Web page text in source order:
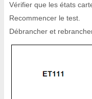
Vérifier que les états
Recommencer le test.
Débrancher et